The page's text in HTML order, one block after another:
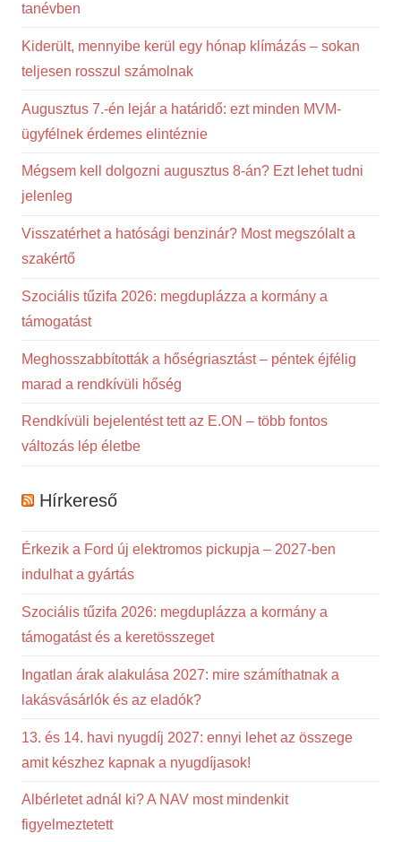
tanévben
Kiderült, mennyibe kerül egy hónap klímázás – sokan
teljesen rosszul számolnak
Augusztus 7.-én lejár a határidő: ezt minden MVM-
ügyfélnek érdemes elintéznie
Mégsem kell dolgozni augusztus 8-án? Ezt lehet tudni
jelenleg
Visszatérhet a hatósági benzinár? Most megszólalt a
szakértő
Szociális tűzifa 2026: megduplázza a kormány a
támogatást
Meghosszabbították a hőségriasztást – péntek éjfélig
marad a rendkívüli hőség
Rendkívüli bejelentést tett az E.ON – több fontos
változás lép életbe
Hírkereső
Érkezik a Ford új elektromos pickupja – 2027-ben
indulhat a gyártás
Szociális tűzifa 2026: megduplázza a kormány a
támogatást és a keretösszeget
Ingatlan árak alakulása 2027: mire számíthatnak a
lakásvásárlók és az eladók?
13. és 14. havi nyugdíj 2027: ennyi lehet az összege
amit készhez kapnak a nyugdíjasok!
Albérletet adnál ki? A NAV most mindenkit
figyelmeztetett